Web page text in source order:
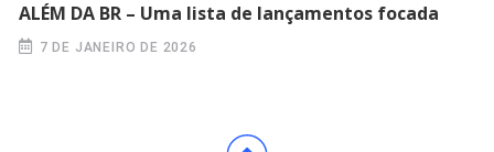
ALÉM DA BR – Uma lista de lançamentos focada
7 DE JANEIRO DE 2026